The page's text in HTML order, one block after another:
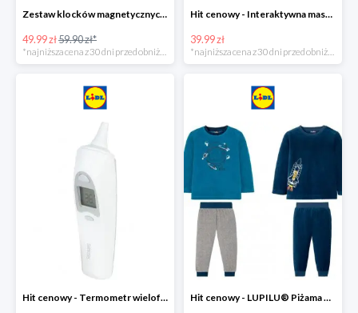
Zestaw klocków magnetycznych -16%
49.99 zł59.90 zł*
*najniższa cena z 30 dni przed obniżką
Hit cenowy - Interaktywna maskotka z efektami dźwiękowymi
39.99 zł
*najniższa cena z 30 dni przed obniżką
Hit cenowy - Termometr wielofunkcyjny Hit cenowy - LUPILU® Piżama welurowa chłopięca, 1 komplet